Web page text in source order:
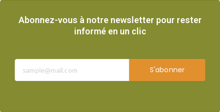
Abonnez-vous à notre newsletter pour rester
informé en un clic
S'abonner